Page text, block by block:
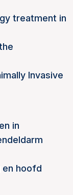
treatment in
Invasive
in
en hoofd